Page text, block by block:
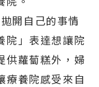
開自己的事情
院」表達想讓院
供蘿蔔糕外，婦
療養院感受來自